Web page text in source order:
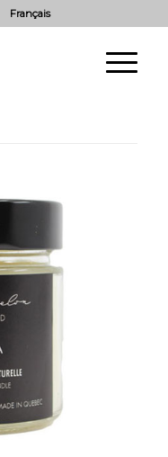
Français